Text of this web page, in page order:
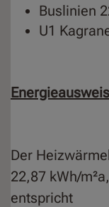
Buslinien
U1
Energieausweis
Der
22,87 kWh/
entspricht